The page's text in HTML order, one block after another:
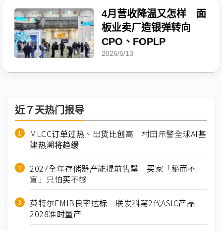
4月营收降温又怎样 面
板业卖厂造银弹转向
CPO、FOPLP
2026/5/13
近７天热门报导
MLCC订单过热、出货比创高 村田示警全球AI基
建热潮将趋缓
2027全年存储器产能提前售罄 买家「秘而不
宣」只怕买不够
英特尔EMIB良率达标 联发科第2代ASIC产品
2028准时量产